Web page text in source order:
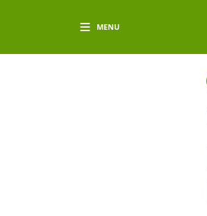
MENU